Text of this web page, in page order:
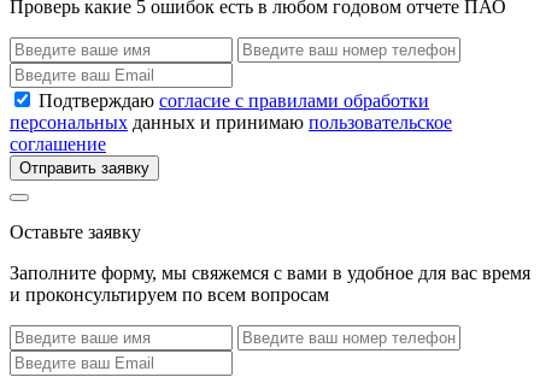
Проверь какие 5 ошибок есть в любом годовом отчете ПАО
Подтверждаю согласие с правилами обработки
персональных данных и принимаю пользовательское
соглашение
Отправить заявку
Оставьте заявку
Заполните форму, мы свяжемся с вами в удобное для вас время
и проконсультируем по всем вопросам